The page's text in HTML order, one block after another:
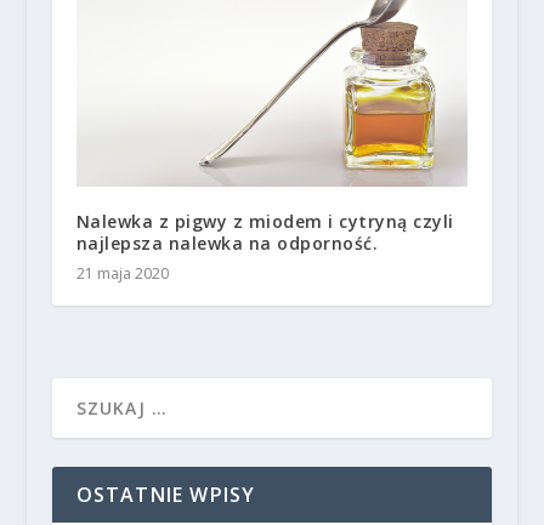
Nalewka z pigwy z miodem i cytryną czyli
najlepsza nalewka na odporność.
21 maja 2020
OSTATNIE WPISY